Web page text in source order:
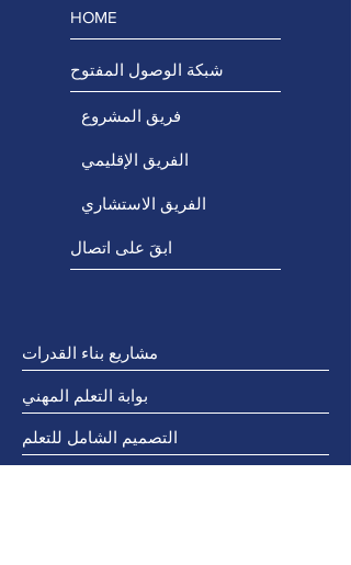
HOME
شبكة الوصول المفتوح
فريق المشروع
الفريق الإقليمي
الفريق الاستشاري
ابقَ على اتصال
مشاريع بناء القدرات
بوابة التعلم المهني
التصميم الشامل للتعلم